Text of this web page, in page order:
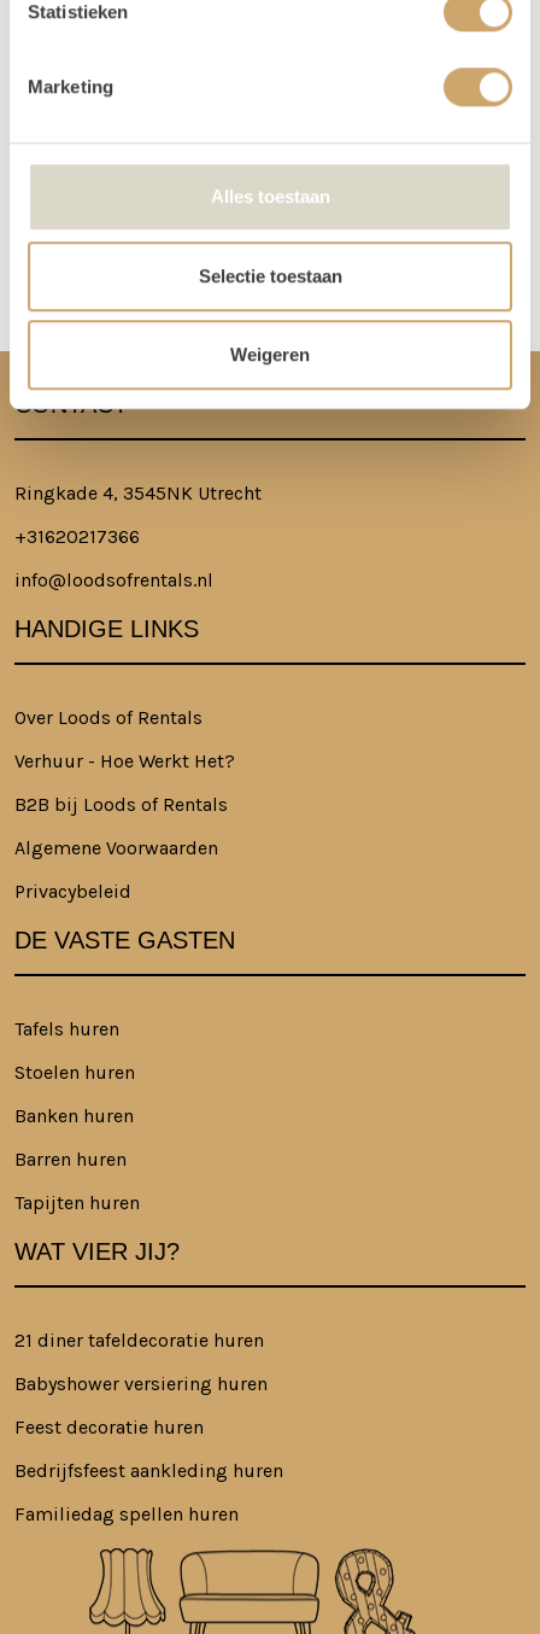
Statistieken
Marketing
Alles toestaan
Selectie toestaan
Weigeren
daarom heen. Bijvoorbeeld: Jullie trouwen op zaterdag. De items
verhuurchauffeurs rijden niet op zaterdag of zondag en we zijn dan ook
niet in de loods aanwezig voor het ophalen of terugbrengen van de
of vlekken. We doen ons best de items zo netjes mogelijk bij je af te leveren.
CONTACT
Ringkade 4, 3545NK Utrecht
+31620217366
info@loodsofrentals.nl
HANDIGE LINKS
Over Loods of Rentals
Verhuur - Hoe Werkt Het?
B2B bij Loods of Rentals
Algemene Voorwaarden
Privacybeleid
DE VASTE GASTEN
Tafels huren
Stoelen huren
Banken huren
Barren huren
Tapijten huren
WAT VIER JIJ?
21 diner tafeldecoratie huren
Babyshower versiering huren
Feest decoratie huren
Bedrijfsfeest aankleding huren
Familiedag spellen huren